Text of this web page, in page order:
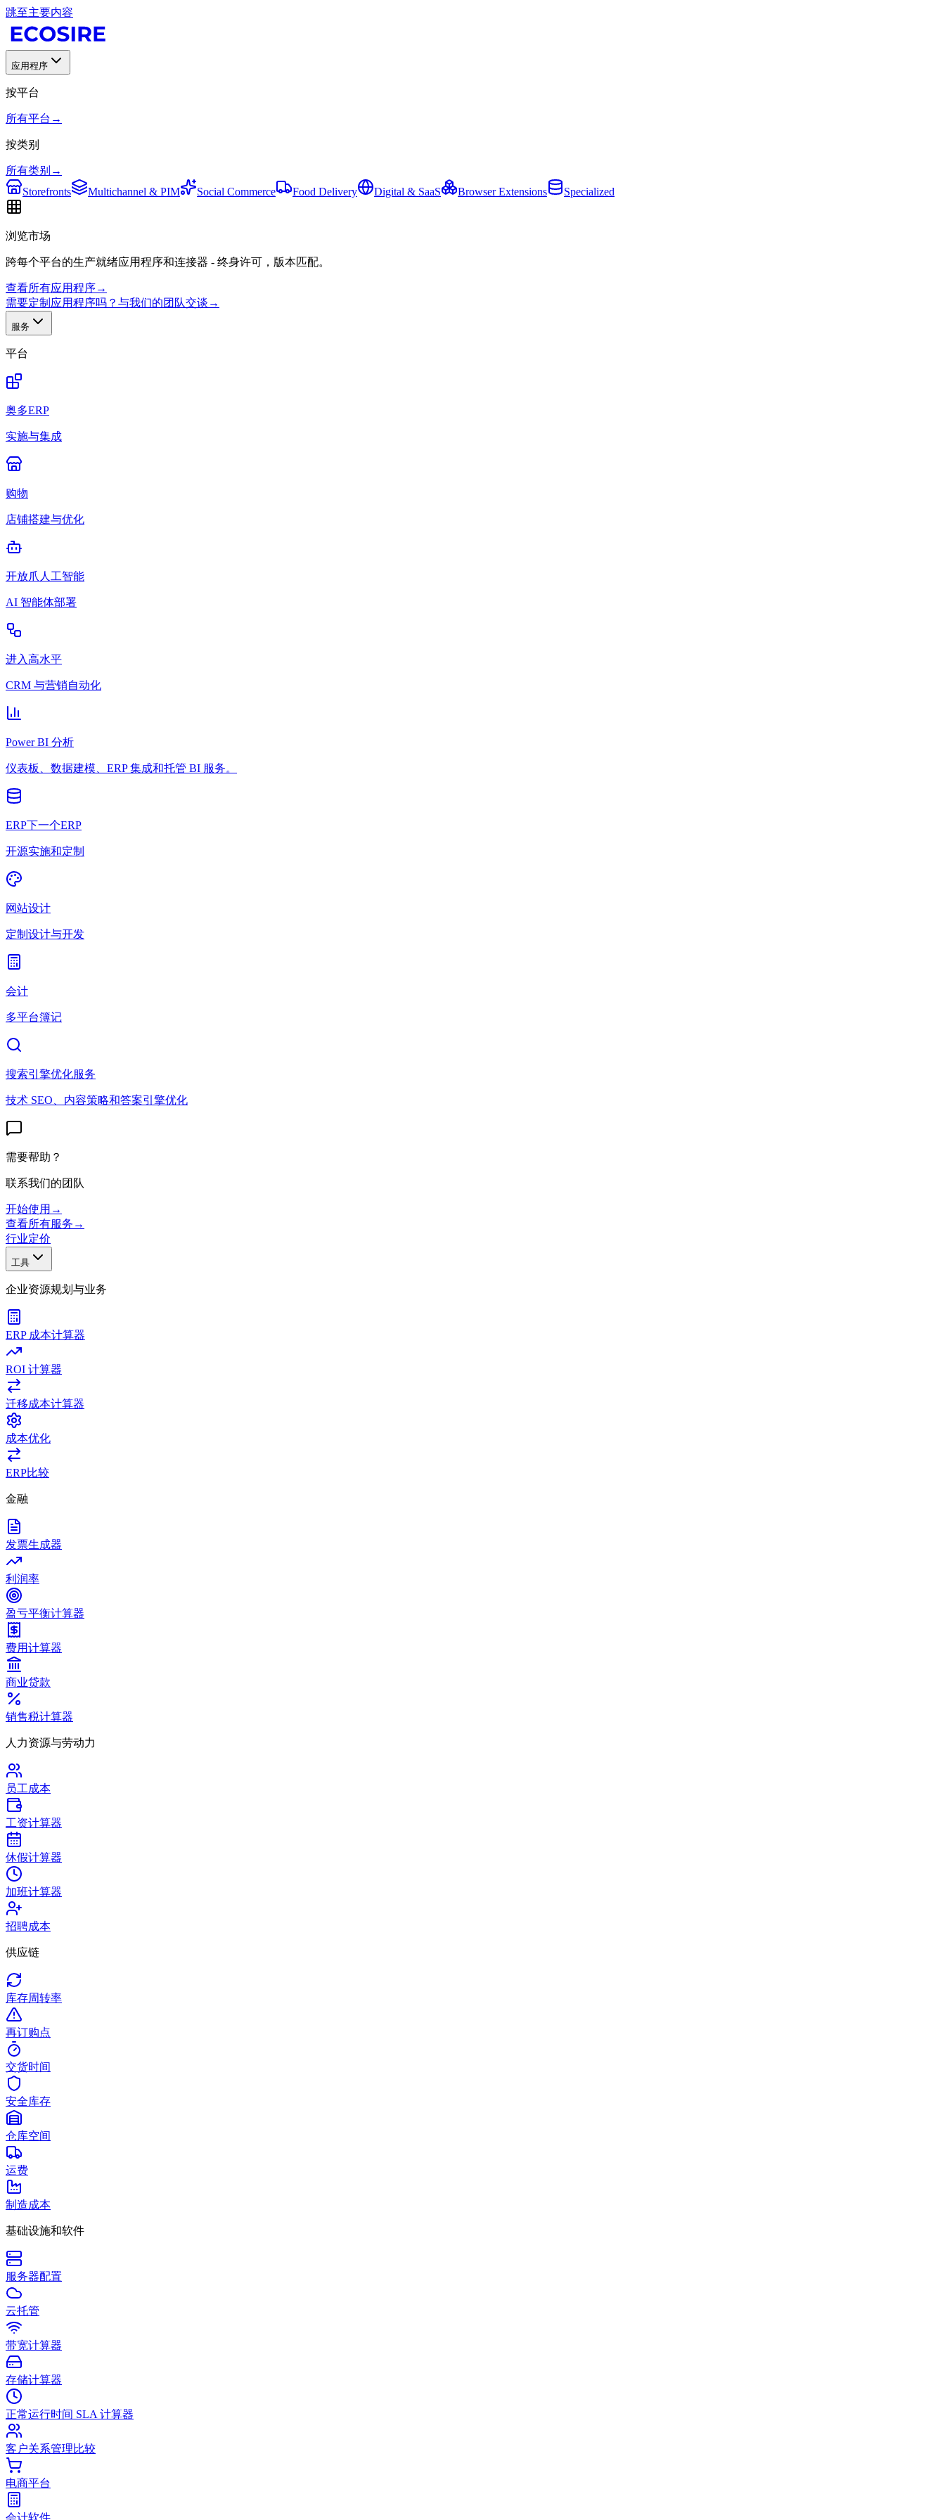
跳至主要内容
应用程序
按平台
所有平台 →
按类别
所有类别 →
Storefronts
Multichannel & PIM Social Commerce Food Delivery Digital & SaaS Browser Extensions Specialized
浏览市场
跨每个平台的生产就绪应用程序和连接器 - 终身许可，版本匹配。
查看所有应用程序→
需要定制应用程序吗？与我们的团队交谈 →
服务
平台
奥多ERP
实施与集成
购物
店铺搭建与优化
开放爪人工智能
AI 智能体部署
进入高水平
CRM 与营销自动化
Power BI 分析
仪表板、数据建模、ERP 集成和托管 BI 服务。
ERP下一个ERP
开源实施和定制
网站设计
定制设计与开发
会计
多平台簿记
搜索引擎优化服务
技术 SEO、内容策略和答案引擎优化
需要帮助？
联系我们的团队
开始使用 →
查看所有服务 →
行业定价
工具
企业资源规划与业务
ERP 成本计算器
ROI 计算器
迁移成本计算器
成本优化
ERP比较
金融
发票生成器
利润率
盈亏平衡计算器
费用计算器
商业贷款
销售税计算器
人力资源与劳动力
员工成本
工资计算器
休假计算器
加班计算器
招聘成本
供应链
库存周转率
再订购点
交货时间
安全库存
仓库空间
运费
制造成本
基础设施和软件
服务器配置
云托管
带宽计算器
存储计算器
正常运行时间 SLA 计算器
客户关系管理比较
电商平台
会计软件